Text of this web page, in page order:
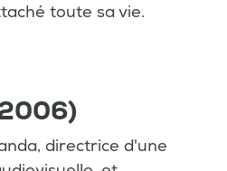
toute sa vie.
directrice d'une